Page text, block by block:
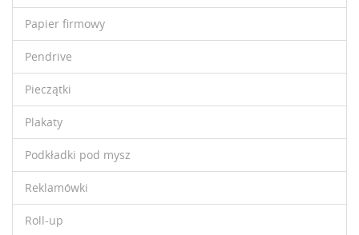
Papier firmowy
Pendrive
Pieczątki
Plakaty
Podkładki pod mysz
Reklamówki
Roll-up